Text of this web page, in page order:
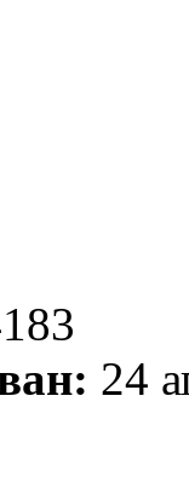
24